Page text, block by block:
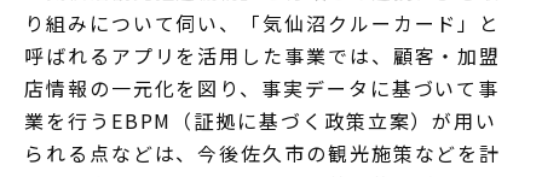
り組みについて伺い、「気仙沼クルーカード」と
呼ばれるアプリを活用した事業では、顧客・加盟
店情報の一元化を図り、事実データに基づいて事
業を行うEBPM（証拠に基づく政策立案）が用い
られる点などは、今後佐久市の観光施策などを計